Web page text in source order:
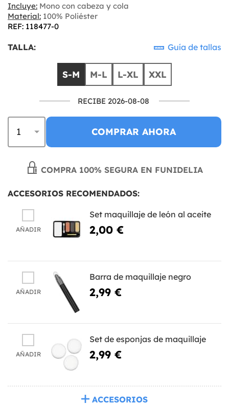
Incluye: Mono con cabeza y cola
Material: 100% Poliéster
REF: 118477-0
TALLA: Guía de tallas
S-M M-L L-XL XXL
RECIBE 2026-08-08
COMPRAR AHORA
COMPRA 100% SEGURA EN FUNIDELIA
ACCESORIOS RECOMENDADOS:
AÑADIR
Set maquillaje de león al aceite
2,00 €
AÑADIR
Barra de maquillaje negro
2,99 €
AÑADIR
Set de esponjas de maquillaje
2,99 €
ACCESORIOS